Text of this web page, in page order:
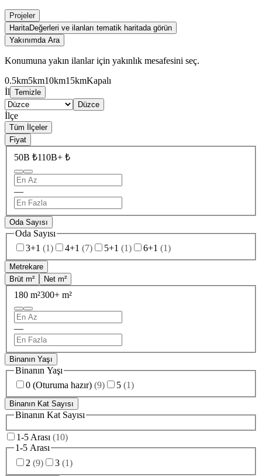
Projeler
HaritaDeğerleri ve ilanları tematik haritada görün
Yakınımda Ara
Konumuna yakın ilanlar için yakınlık mesafesini seç.
0.5km5km10km15kmKapalı
İl Temizle
Düzce
İlçe
Tüm İlçeler
Fiyat
50B ₺110B+ ₺
—
Oda Sayısı
Oda Sayısı
3+1 (1) 4+1 (7) 5+1 (1) 6+1 (1)
Metrekare
Brüt m²
Net m²
180 m²300+ m²
—
Binanın Yaşı
Binanın Yaşı
0 (Oturuma hazır) (9) 5 (1)
Binanın Kat Sayısı
Binanın Kat Sayısı
1-5 Arası (10)
1-5 Arası
2 (9) 3 (1)